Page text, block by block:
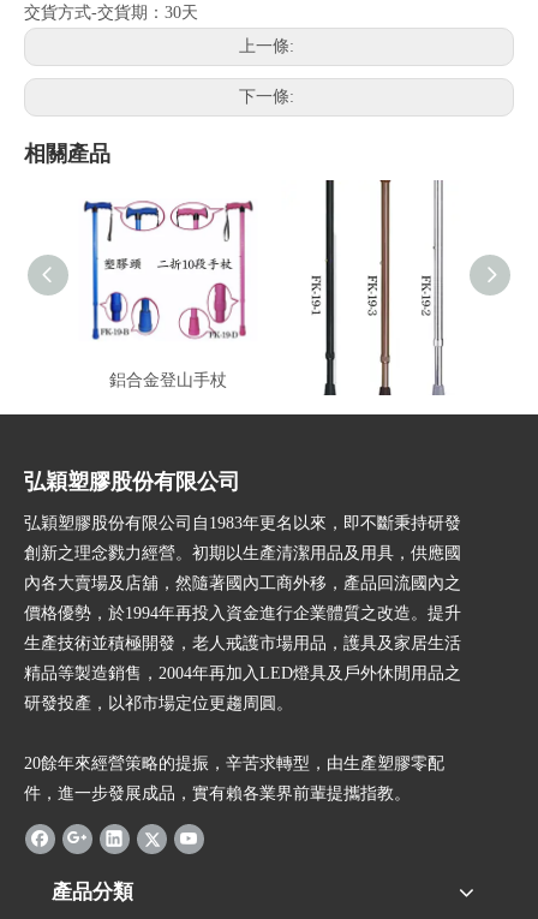
交貨方式-交貨期：30天
上一條:
下一條:
相關產品
鋁合金登山手杖
弘穎塑膠股份有限公司
弘穎塑膠股份有限公司自1983年更名以來，即不斷秉持研發
創新之理念戮力經營。初期以生產清潔用品及用具，供應國
內各大賣場及店舖，然隨著國內工商外移，產品回流國內之
價格優勢，於1994年再投入資金進行企業體質之改造。提升
生產技術並積極開發，老人戒護市場用品，護具及家居生活
精品等製造銷售，2004年再加入LED燈具及戶外休閒用品之
研發投產，以祁市場定位更趨周圓。
20餘年來經營策略的提振，辛苦求轉型，由生產塑膠零配
件，進一步發展成品，實有賴各業界前輩提攜指教。
產品分類